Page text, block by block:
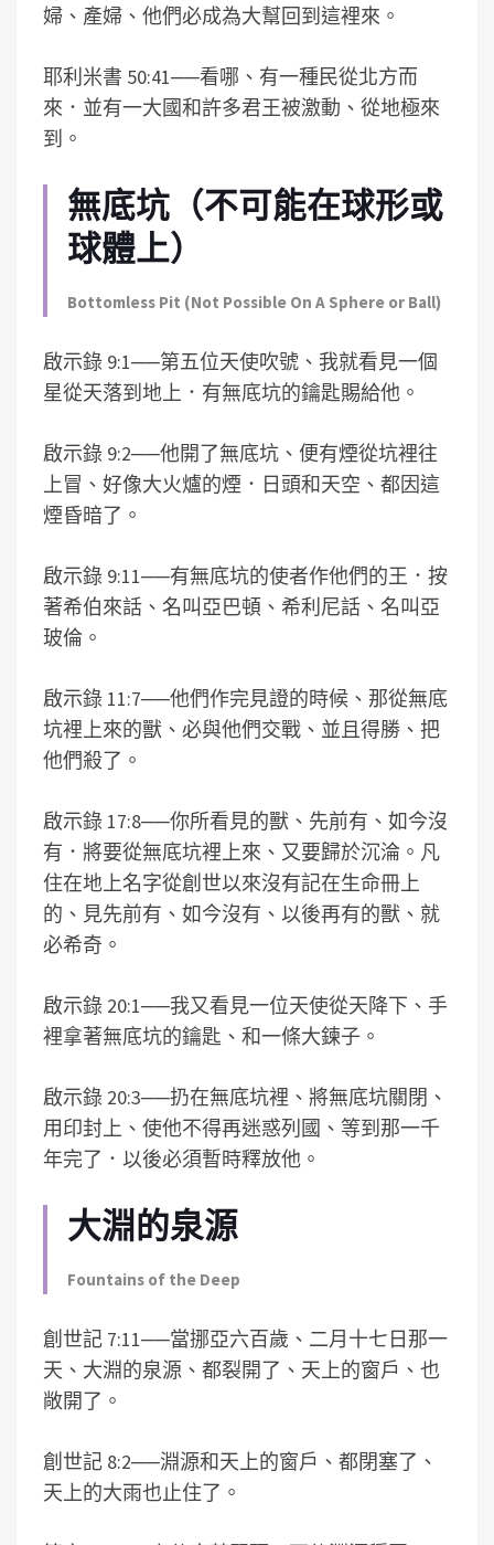
婦、產婦、他們必成為大幫回到這裡來。
耶利米書 50:41──看哪、有一種民從北方而
來．並有一大國和許多君王被激動、從地極來
到。
無底坑（不可能在球形或
球體上）
Bottomless Pit (Not Possible On A Sphere or Ball)
啟示錄 9:1──第五位天使吹號、我就看見一個
星從天落到地上．有無底坑的鑰匙賜給他。
啟示錄 9:2──他開了無底坑、便有煙從坑裡往
上冒、好像大火爐的煙．日頭和天空、都因這
煙昏暗了。
啟示錄 9:11──有無底坑的使者作他們的王．按
著希伯來話、名叫亞巴頓、希利尼話、名叫亞
玻倫。
啟示錄 11:7──他們作完見證的時候、那從無底
坑裡上來的獸、必與他們交戰、並且得勝、把
他們殺了。
啟示錄 17:8──你所看見的獸、先前有、如今沒
有．將要從無底坑裡上來、又要歸於沉淪。凡
住在地上名字從創世以來沒有記在生命冊上
的、見先前有、如今沒有、以後再有的獸、就
必希奇。
啟示錄 20:1──我又看見一位天使從天降下、手
裡拿著無底坑的鑰匙、和一條大鍊子。
啟示錄 20:3──扔在無底坑裡、將無底坑關閉、
用印封上、使他不得再迷惑列國、等到那一千
年完了．以後必須暫時釋放他。
大淵的泉源
Fountains of the Deep
創世記 7:11──當挪亞六百歲、二月十七日那一
天、大淵的泉源、都裂開了、天上的窗戶、也
敞開了。
創世記 8:2──淵源和天上的窗戶、都閉塞了、
天上的大雨也止住了。